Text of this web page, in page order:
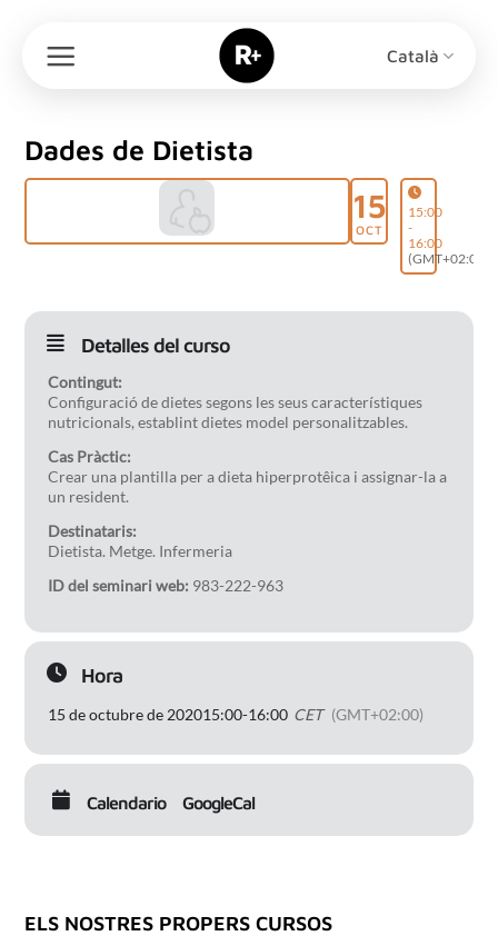
content
Català
Dades de Dietista
15
OCT
15:00
-
16:00
(GMT+02:00)
Detalles del curso
Contingut:
Configuració de dietes segons les seus característiques
nutricionals, establint dietes model personalitzables.
Cas Pràctic:
Crear una plantilla per a dieta hiperprotêica i assignar-la a
un resident.
Destinataris:
Dietista. Metge. Infermeria
ID del seminari web: 983-222-963
Hora
15 de octubre de 202015:00-16:00 CET (GMT+02:00)
Calendario GoogleCal
ELS NOSTRES PROPERS CURSOS